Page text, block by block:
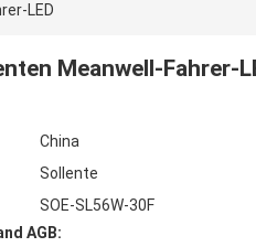
LED
Meanwell-Fahrer-
China
Sollente
SOE-SL56W-30F
AGB: